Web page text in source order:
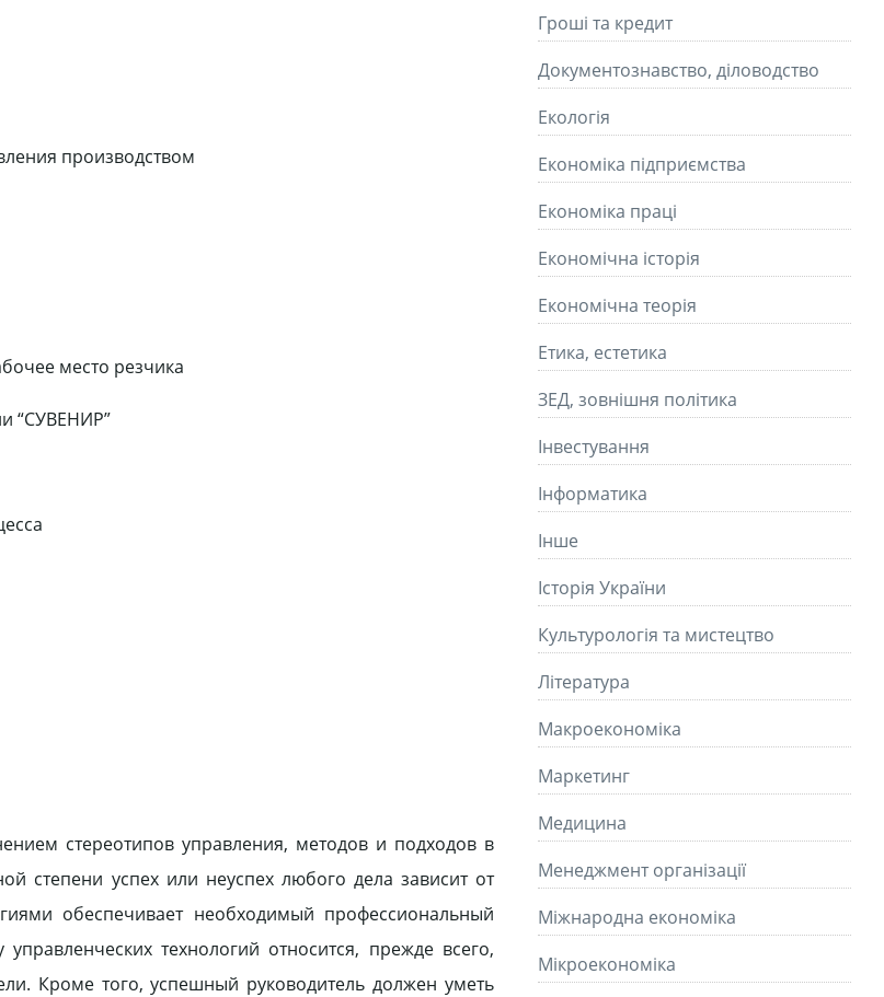
производством
место резчика
“СУВЕНИР”
стереотипов управления, методов и подходов в
степени успех или неуспех любого дела зависит от
обеспечивает необходимый профессиональный
технологий относится, прежде всего,
Кроме того, успешный руководитель должен уметь
Гроші та кредит
Документознавство, діловодство
Екологія
Економіка підприємства
Економіка праці
Економічна історія
Економічна теорія
Етика, естетика
ЗЕД, зовнішня політика
Інвестування
Інформатика
Інше
Історія України
Культурологія та мистецтво
Літературa
Макроекономіка
Маркетинг
Медицина
Менеджмент організації
Міжнародна економіка
Мікроекономіка